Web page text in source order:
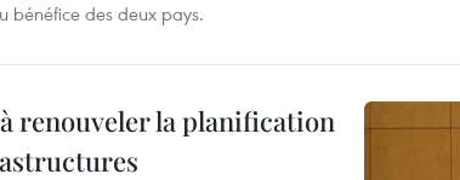
bénéfice des deux pays.
renouveler la planification